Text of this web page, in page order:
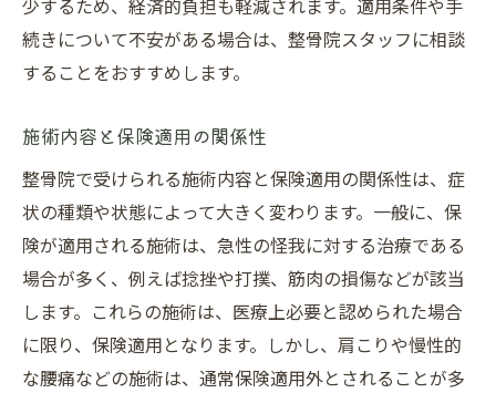
少するため、経済的負担も軽減されます。適用条件や手
続きについて不安がある場合は、整骨院スタッフに相談
することをおすすめします。
施術内容と保険適用の関係性
整骨院で受けられる施術内容と保険適用の関係性は、症
状の種類や状態によって大きく変わります。一般に、保
険が適用される施術は、急性の怪我に対する治療である
場合が多く、例えば捻挫や打撲、筋肉の損傷などが該当
します。これらの施術は、医療上必要と認められた場合
に限り、保険適用となります。しかし、肩こりや慢性的
な腰痛などの施術は、通常保険適用外とされることが多